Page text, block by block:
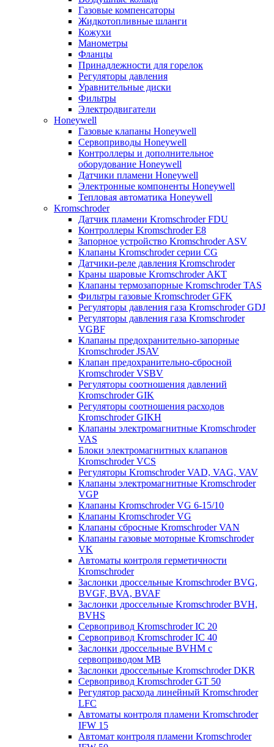
Газовые компенсаторы
Жидкотопливные шланги
Кожухи
Манометры
Фланцы
Принадлежности для горелок
Регуляторы давления
Уравнительные диски
Фильтры
Электродвигатели
Honeywell
Газовые клапаны Honeywell
Сервоприводы Honeywell
Контроллеры и дополнительное
оборудование Honeywell
Датчики пламени Honeywell
Электронные компоненты Honeywell
Тепловая автоматика Honeywell
Kromschroder
Датчик пламени Kromschroder FDU
Контроллеры Kromschroder E8
Запорное устройство Kromschroder ASV
Клапаны Kromschroder серии CG
Датчики-реле давления Kromschroder
Краны шаровые Kromschroder АКТ
Клапаны термозапорные Kromschroder TAS
Фильтры газовые Kromschroder GFK
Регуляторы давления газа Kromschroder GDJ
Регуляторы давления газа Kromschroder
VGBF
Клапаны предохранительно-запорные
Kromschroder JSAV
Клапан предохранительно-сбросной
Kromschroder VSBV
Регуляторы соотношения давлений
Kromschroder GIK
Регуляторы соотношения расходов
Kromschroder GIKH
Клапаны электромагнитные Kromschroder
VAS
Блоки электромагнитных клапанов
Kromschroder VCS
Регуляторы Kromschroder VAD, VAG, VAV
Клапаны электромагнитные Kromschroder
VGP
Клапаны Kromschroder VG 6-15/10
Клапаны Kromschroder VG
Клапаны сбросные Kromschroder VAN
Клапаны газовые моторные Kromschroder
VK
Автоматы контроля герметичности
Kromschroder
Заслонки дроссельные Kromschroder BVG,
BVGF, BVA, BVAF
Заслонки дроссельные Kromschroder BVH,
BVHS
Сервопривод Kromschroder IC 20
Сервопривод Kromschroder IC 40
Заслонки дроссельные BVHM с
сервоприводом МВ
Заслонки дроссельные Kromschroder DKR
Cервопривод Kromschroder GT 50
Регулятор расхода линейный Kromschroder
LFC
Автоматы контроля пламени Kromschroder
IFW 15
Автомат контроля пламени Kromschroder